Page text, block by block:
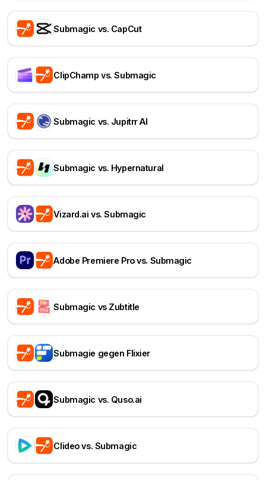
Submagic vs. CapCut
ClipChamp vs. Submagic
Submagic vs. Jupitrr AI
Submagic vs. Hypernatural
Vizard.ai vs. Submagic
Adobe Premiere Pro vs. Submagic
Submagic vs Zubtitle
Submagie gegen Flixier
Submagic vs. Quso.ai
Clideo vs. Submagic